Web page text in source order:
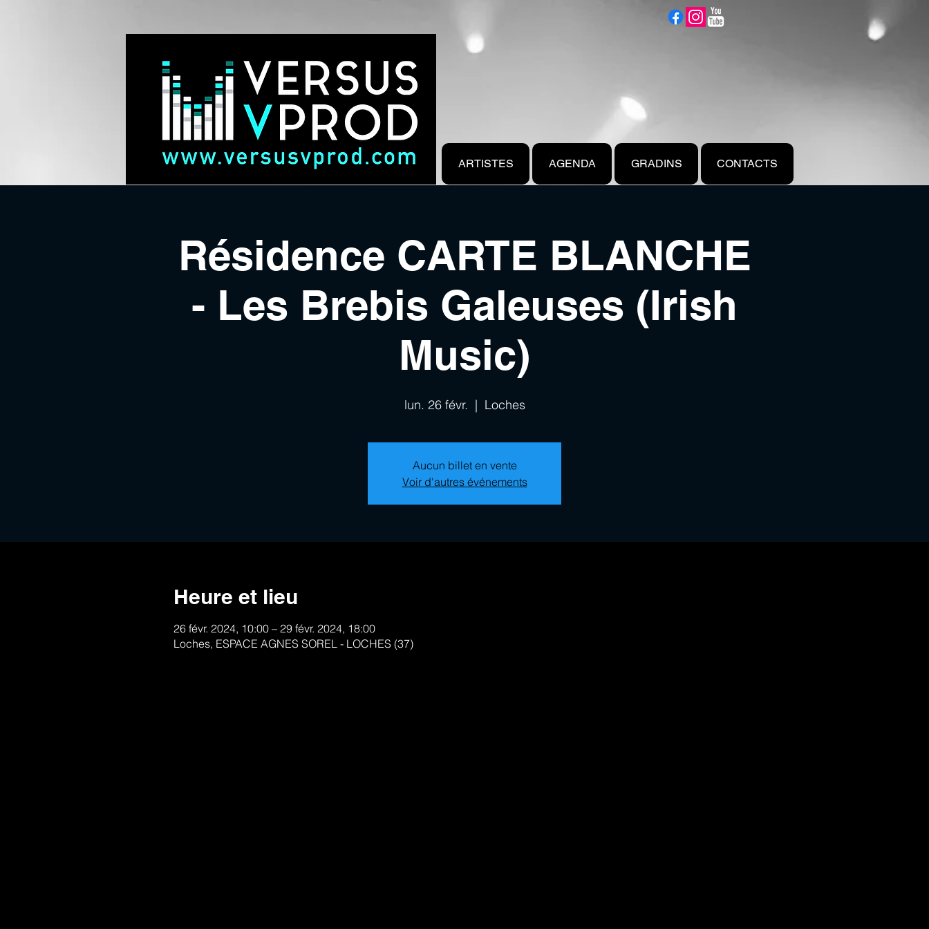
ARTISTES AGENDA GRADINS CONTACTS
Résidence CARTE BLANCHE
- Les Brebis Galeuses (Irish
Music)
lun. 26 févr.
  |
Loches
Aucun billet en vente
Voir d'autres événements
Heure et lieu
26 févr. 2024, 10:00 – 29 févr. 2024, 18:00
Loches, ESPACE AGNES SOREL - LOCHES (37)